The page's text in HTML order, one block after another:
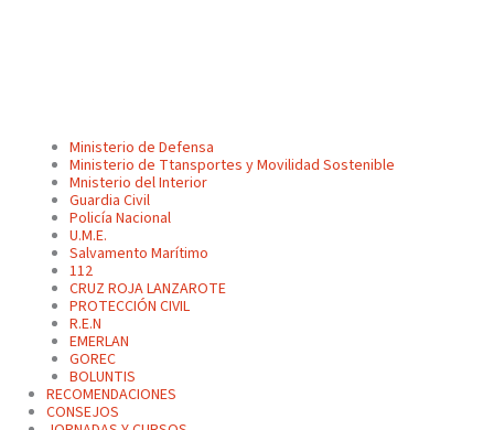
Ministerio de Defensa
Ministerio de Ttansportes y Movilidad Sostenible
Mnisterio del Interior
Guardia Civil
Policía Nacional
U.M.E.
Salvamento Marítimo
112
CRUZ ROJA LANZAROTE
PROTECCIÓN CIVIL
R.E.N
EMERLAN
GOREC
BOLUNTIS
RECOMENDACIONES
CONSEJOS